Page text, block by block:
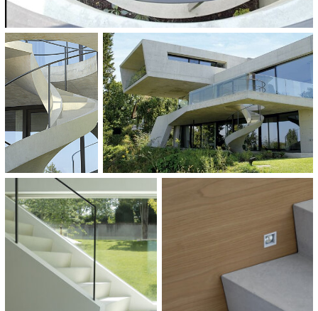
CATEGORIE:
Binnenhuis architectuur
Wooncomplexen en particulieren woningen